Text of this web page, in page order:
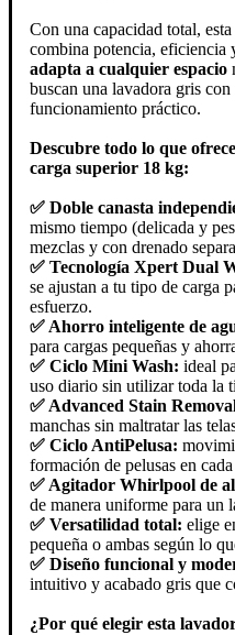
Con una capacidad total,
combina potencia, eficiencia
adapta a cualquier espacio
buscan una lavadora gris
funcionamiento práctico.
Descubre todo lo que
carga superior 18 kg:
✅ Doble canasta
mismo tiempo (delicada y
mezclas y con drenado
✅ Tecnología Xpert Dual
se ajustan a tu tipo de carga
esfuerzo.
✅ Ahorro inteligente de
para cargas pequeñas y
✅ Ciclo Mini Wash: ideal
uso diario sin utilizar toda la
✅ Advanced Stain
manchas sin maltratar las
✅ Ciclo AntiPelusa:
formación de pelusas en
✅ Agitador Whirlpool de
de manera uniforme para un
✅ Versatilidad total: elige
pequeña o ambas según lo
✅ Diseño funcional y
intuitivo y acabado gris que
¿Por qué elegir esta